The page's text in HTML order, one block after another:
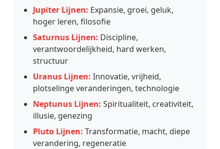
Jupiter Lijnen: Expansie, groei, geluk,
hoger leren, filosofie
Saturnus Lijnen: Discipline,
verantwoordelijkheid, hard werken,
structuur
Uranus Lijnen: Innovatie, vrijheid,
plotselinge veranderingen, technologie
Neptunus Lijnen: Spiritualiteit, creativiteit,
illusie, genezing
Pluto Lijnen: Transformatie, macht, diepe
verandering, regeneratie